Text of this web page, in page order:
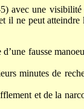
avec une
il ne peut
fausse
minutes de
et de la